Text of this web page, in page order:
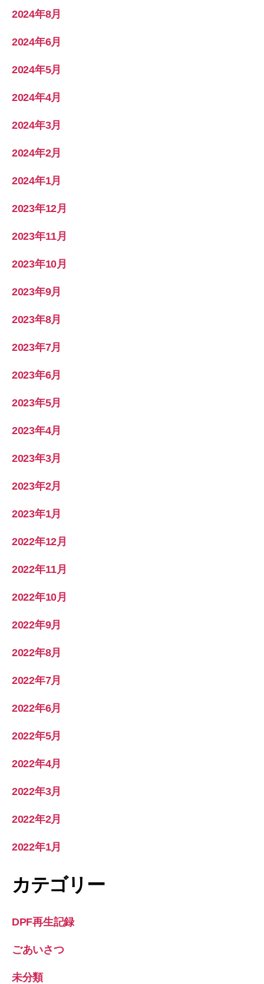
2024年8月
2024年6月
2024年5月
2024年4月
2024年3月
2024年2月
2024年1月
2023年12月
2023年11月
2023年10月
2023年9月
2023年8月
2023年7月
2023年6月
2023年5月
2023年4月
2023年3月
2023年2月
2023年1月
2022年12月
2022年11月
2022年10月
2022年9月
2022年8月
2022年7月
2022年6月
2022年5月
2022年4月
2022年3月
2022年2月
2022年1月
カテゴリー
DPF再生記録
ごあいさつ
未分類